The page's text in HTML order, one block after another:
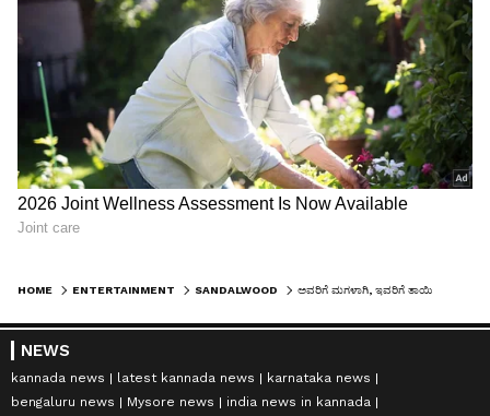
HOME ENTERTAINMENT SANDALWOOD
NEWS
kannada news latest kannada news
karnataka news
bengaluru news
Mysore news
india news in kannada